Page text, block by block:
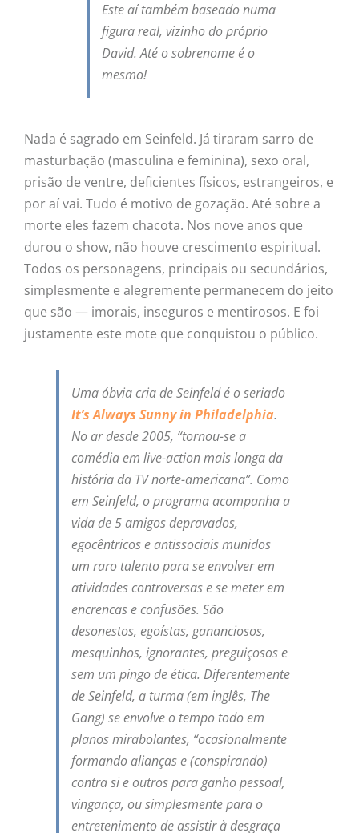
Este aí também baseado numa
figura real, vizinho do próprio
David. Até o sobrenome é o
mesmo!
Nada é sagrado em Seinfeld. Já tiraram sarro de
masturbação (masculina e feminina), sexo oral,
prisão de ventre, deficientes físicos, estrangeiros, e
por aí vai. Tudo é motivo de gozação. Até sobre a
morte eles fazem chacota. Nos nove anos que
durou o show, não houve crescimento espiritual.
Todos os personagens, principais ou secundários,
simplesmente e alegremente permanecem do jeito
que são — imorais, inseguros e mentirosos. E foi
justamente este mote que conquistou o público.
Uma óbvia cria deSeinfeldé o seriado
It’s Always Sunny in Philadelphia.
No ar desde 2005, “tornou-se a
comédia em live-action mais longa da
história da TV norte-americana”. Como
em Seinfeld, o programa acompanha a
vida de 5 amigos depravados,
egocêntricos e antissociais munidos
um raro talento para se envolver em
atividades controversas e se meter em
encrencas e confusões. São
desonestos, egoístas, gananciosos,
mesquinhos, ignorantes, preguiçosos e
sem um pingo de ética. Diferentemente
de Seinfeld, a turma (em inglês, The
Gang) se envolve o tempo todo em
planos mirabolantes, “ocasionalmente
formando alianças e (conspirando)
contra si e outros para ganho pessoal,
vingança, ou simplesmente para o
entretenimento de assistir à desgraça